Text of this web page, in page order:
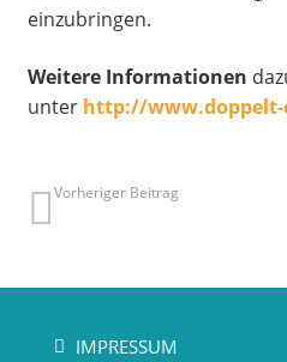
einzubringen.
Weitere Informationen
unter http://www.doppelt-
Vorheriger Beitrag
IMPRESSUM